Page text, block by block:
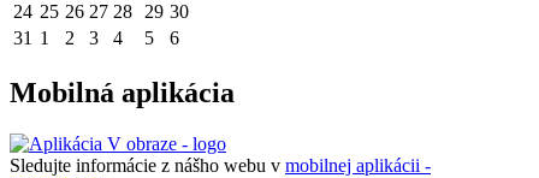
24 25 26 27 28 29 30
31 1 2 3 4 5 6
Mobilná aplikácia
Sledujte informácie z nášho webu v mobilnej aplikácii -